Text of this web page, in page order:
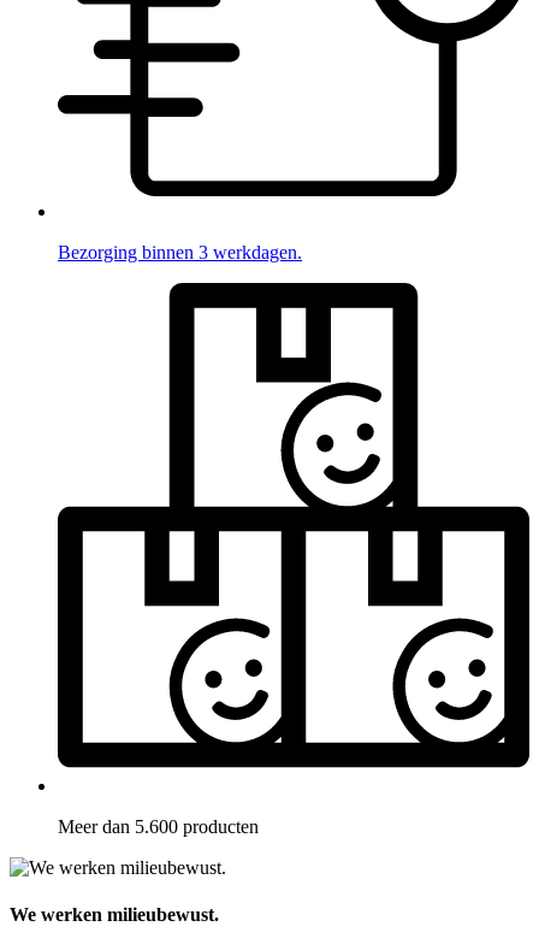
Bezorging binnen 3 werkdagen.
Meer dan 5.600 producten
We werken milieubewust.